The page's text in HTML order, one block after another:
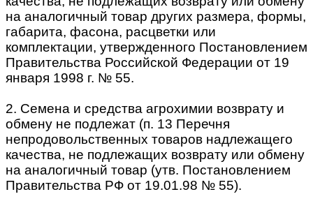
на аналогичный товар других размера, формы,
габарита, фасона, расцветки или
комплектации, утвержденного Постановлением
Правительства Российской Федерации от 19
января 1998 г. № 55.
2. Семена и средства агрохимии возврату и
обмену не подлежат (п. 13 Перечня
непродовольственных товаров надлежащего
качества, не подлежащих возврату или обмену
на аналогичный товар (утв. Постановлением
Правительства РФ от 19.01.98 № 55).